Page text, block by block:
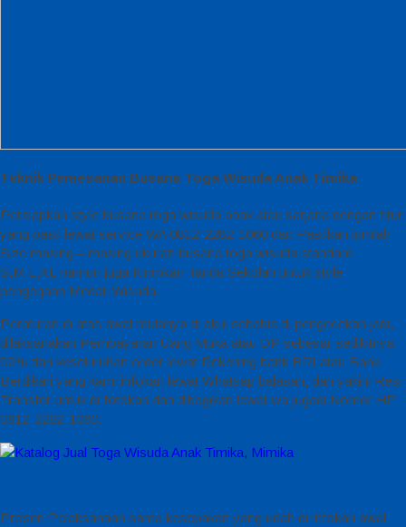
Teknik Pemesanan Busana Toga Wisuda Anak Timika
Persiapkan style busana toga wisuda anak atau sarjana dengan fitur
yang pasti lewat service WA 0812-2282-1060 dan Pastikan jumlah
Size masing – masing ukuran busana toga wisuda standard
S,M,L,XL namun juga Kirimkan Tanda Sekolah untuk style
pengerjaan Medali Wisuda.
Peraturan di atas awal mulanya di akui sehabis di pengecekan jadi,
dilaksanakan Pembayaran Uang Muka atau DP sebesar sedikitnya
50% dari keseluruhan order lewat Rekening bank BRI atau Bank
Berdikari yang kami infokan lewat Whatsap balasan, dan yakini Resi
Transfer untuk di fotokan dan dibagikan lewat wa jugadi Nomor HP
0812-2282-1060.
Prosen Pelaksanaan sama kesepakan yang udah di infokan awal